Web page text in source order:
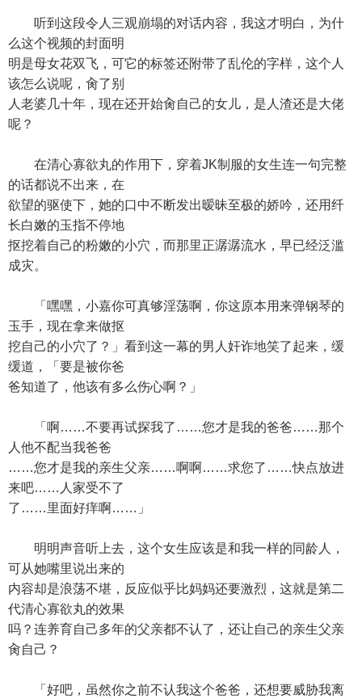
听到这段令人三观崩塌的对话内容，我这才明白，为什
么这个视频的封面明
明是母女花双飞，可它的标签还附带了乱伦的字样，这个人
该怎么说呢，肏了别
人老婆几十年，现在还开始肏自己的女儿，是人渣还是大佬
呢？
在清心寡欲丸的作用下，穿着JK制服的女生连一句完整
的话都说不出来，在
欲望的驱使下，她的口中不断发出暧昧至极的娇吟，还用纤
长白嫩的玉指不停地
抠挖着自己的粉嫩的小穴，而那里正潺潺流水，早已经泛滥
成灾。
「嘿嘿，小嘉你可真够淫荡啊，你这原本用来弹钢琴的
玉手，现在拿来做抠
挖自己的小穴了？」看到这一幕的男人奸诈地笑了起来，缓
缓道，「要是被你爸
爸知道了，他该有多么伤心啊？」
「啊……不要再试探我了……您才是我的爸爸……那个
人他不配当我爸爸
……您才是我的亲生父亲……啊啊……求您了……快点放进
来吧……人家受不了
了……里面好痒啊……」
明明声音听上去，这个女生应该是和我一样的同龄人，
可从她嘴里说出来的
内容却是浪荡不堪，反应似乎比妈妈还要激烈，这就是第二
代清心寡欲丸的效果
吗？连养育自己多年的父亲都不认了，还让自己的亲生父亲
肏自己？
「好吧，虽然你之前不认我这个爸爸，还想要威胁我离